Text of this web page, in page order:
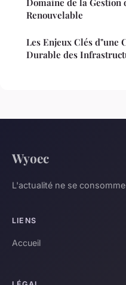
Domaine de la Gestion
Renouvelable
Les Enjeux Clés d"une
Durable des
Wyoec
L'actualité ne se
LIENS
Accueil